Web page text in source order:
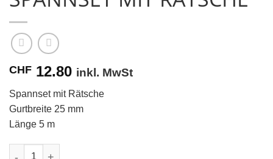
CHF 12.80 inkl. MwSt
Spannset mit Rätsche
Gurtbreite 25 mm
Länge 5 m